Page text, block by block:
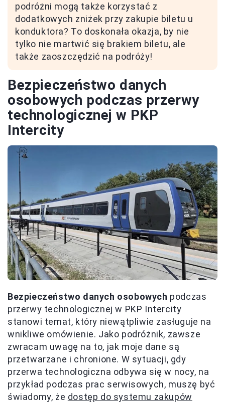
podróżni mogą także korzystać z
dodatkowych zniżek przy zakupie biletu u
konduktora? To doskonała okazja, by nie
tylko nie martwić się brakiem biletu, ale
także zaoszczędzić na podróży!
Bezpieczeństwo danych
osobowych podczas przerwy
technologicznej w PKP
Intercity
Bezpieczeństwo danych osobowych podczas
przerwy technologicznej w PKP Intercity
stanowi temat, który niewątpliwie zasługuje na
wnikliwe omówienie. Jako podróżnik, zawsze
zwracam uwagę na to, jak moje dane są
przetwarzane i chronione. W sytuacji, gdy
przerwa technologiczna odbywa się w nocy, na
przykład podczas prac serwisowych, muszę być
świadomy, że dostęp do systemu zakupów